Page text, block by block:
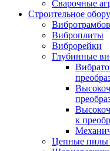
Сварочные
Строительное
Виброплиты
Виброрейки
Глубинные
к
Цепные пилы